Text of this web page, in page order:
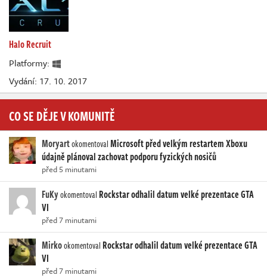
Halo Recruit
Platformy:
Vydání: 17. 10. 2017
CO SE DĚJE V KOMUNITĚ
MoryartokomentovalMicrosoft před velkým restartem Xboxu
údajně plánoval zachovat podporu fyzických nosičů
před 5 minutami
FuKyokomentoval Rockstar odhalil datum velké prezentace GTA
VI
před 7 minutami
Mirkookomentoval Rockstar odhalil datum velké prezentace GTA
VI
před 7 minutami